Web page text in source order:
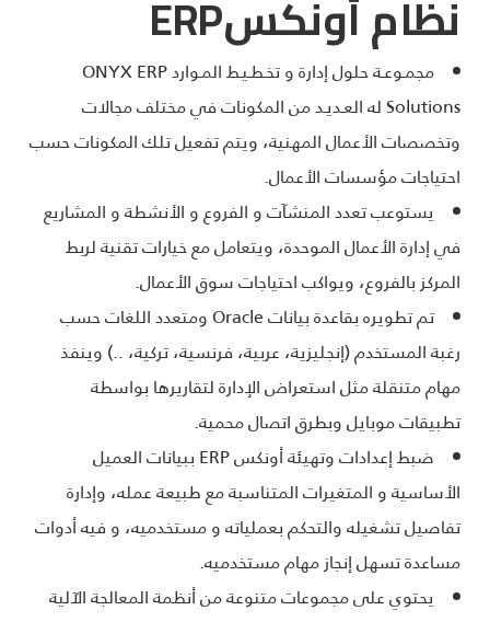
نظام أونكسERP
مجمـوعـة حلول إدارة و تخـطـيـط المـوارد ONYX ERP
Solutions له العـديـد من المكونات في مختلف مجالات
وتخصصات الأعمال المهنية، ويتم تفعيل تلك المكونات حسب
احتياجات مؤسسات الأعمال.
يستوعب تعدد المنشآت و الفروع و الأنشطة و المشاريع
في إدارة الأعمال الموحدة، ويتعامل مع خيارات تقنية لربط
المركز بالفروع، ويواكب احتياجات سوق الأعمال.
تم تطويره بقاعدة بيانات Oracle ومتعدد اللغات حسب
رغبة المستخدم (إنجليزية، عربية، فرنسية، تركية، ..) وينفذ
مهام متنقلة مثل استعراض الإدارة لتقاريرها بواسطة
تطبيقات موبايل وبطرق اتصال محمية.
ضبط إعدادات وتهيئة أونكس ERP ببيانات العميل
الأساسية و المتغيرات المتناسبة مع طبيعة عمله، وإدارة
تفاصيل تشغيله والتحكم بعملياته و مستخدميه، و فيه أدوات
مساعدة تسهل إنجاز مهام مستخدميه.
يحتوي على مجموعات متنوعة من أنظمة المعالجة الآلية